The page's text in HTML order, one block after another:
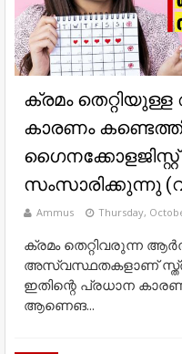
ക്രമം
കാരണം കണ്ടെത്തി
സംസാരിക്കുന്നു
Ammus Thursday,
ക്രമം തെറ്റിവരുന്ന
അസ്വസ്ഥതകളാണ്
ഇതിന്റെ പ്രധാന
ആണെങ...